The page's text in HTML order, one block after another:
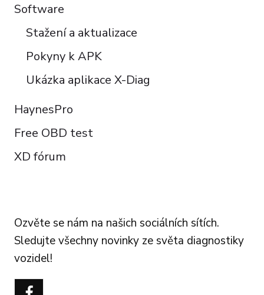
Software
Stažení a aktualizace
Pokyny k APK
Ukázka aplikace X-Diag
HaynesPro
Free OBD test
XD fórum
Ozvěte se nám na našich sociálních sítích.
Sledujte všechny novinky ze světa diagnostiky
vozidel!